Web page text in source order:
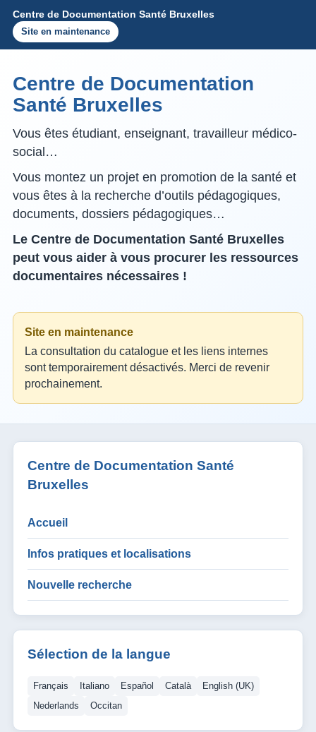
Centre de Documentation Santé Bruxelles
Site en maintenance
Centre de Documentation
Santé Bruxelles
Vous êtes étudiant, enseignant, travailleur médico-
social…
Vous montez un projet en promotion de la santé et
vous êtes à la recherche d’outils pédagogiques,
documents, dossiers pédagogiques…
Le Centre de Documentation Santé Bruxelles
peut vous aider à vous procurer les ressources
documentaires nécessaires !
Site en maintenance
La consultation du catalogue et les liens internes
sont temporairement désactivés. Merci de revenir
prochainement.
Centre de Documentation Santé
Bruxelles
Accueil
Infos pratiques et localisations
Nouvelle recherche
Sélection de la langue
Français Italiano Español Català
English (UK)
Nederlands
Occitan